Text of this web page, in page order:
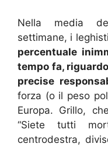
Nella media
settimane, i
percentuale
tempo fa,
precise
forza (o il peso
Europa. Grillo,
“Siete tutti
centrodestra,